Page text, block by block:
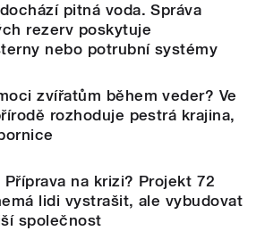
pitná voda. Správa
rezerv poskytuje
nebo potrubní systémy
zvířatům během veder? Ve
rozhoduje pestrá krajina,
Příprava na krizi? Projekt 72
lidi vystrašit, ale vybudovat
společnost